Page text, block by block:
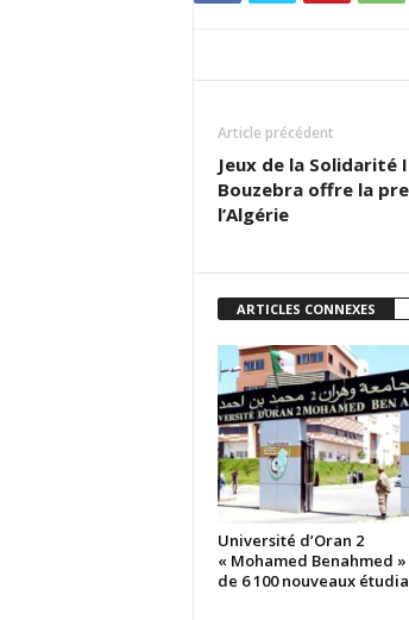
Article précédent
Jeux de la Solidarité
Bouzebra offre la
l’Algérie
ARTICLES CONNEXES
Université d’Oran 2
« Mohamed Benahmed »
de 6 100 nouveaux